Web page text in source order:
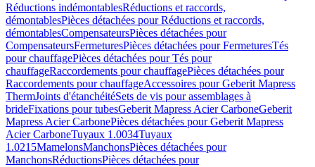
Réductions indémontablesRéductions et raccords,
démontablesPièces détachées pour Réductions et raccords,
démontablesCompensateursPièces détachées pour
CompensateursFermeturesPièces détachées pour FermeturesTés
pour chauffagePièces détachées pour Tés pour
chauffageRaccordements pour chauffagePièces détachées pour
Raccordements pour chauffageAccessoires pour Geberit Mapress
ThermJoints d'étanchéitéSets de vis pour assemblages à
brideFixations pour tubesGeberit Mapress Acier CarboneGeberit
Mapress Acier CarbonePièces détachées pour Geberit Mapress
Acier CarboneTuyaux 1.0034Tuyaux
1.0215MamelonsManchonsPièces détachées pour
ManchonsRéductionsPièces détachées pour